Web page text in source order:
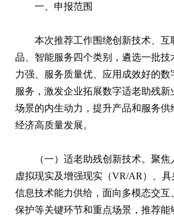
一、申报范围
本次推荐工作围绕创新技术、互
品、智能服务四个类别，遴选一批技
力强、服务质量优、应用成效好的数
服务，激发企业拓展数字适老助残
场景的内生动力，提升产品和服务供
经济高质量发展。
（一）适老助残创新技术。聚焦
虚拟现实及增强现实（VR/AR）、
信息技术能力供给，面向多模态交互
保护等关键环节和重点场景，推荐能